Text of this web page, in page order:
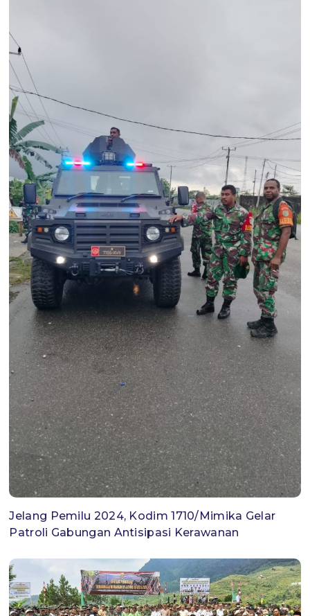
Jelang Pemilu 2024, Kodim 1710/Mimika Gelar
Patroli Gabungan Antisipasi Kerawanan